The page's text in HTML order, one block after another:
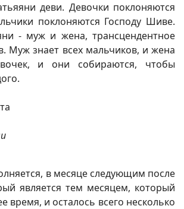
деви. Девочки поклоняются
поклоняются Господу Шиве.
- муж и жена, трансцендентное
Муж знает всех мальчиков, и жена
и они собираются, чтобы
в месяце следующим после
является тем месяцем, который
время, и осталось всего несколько